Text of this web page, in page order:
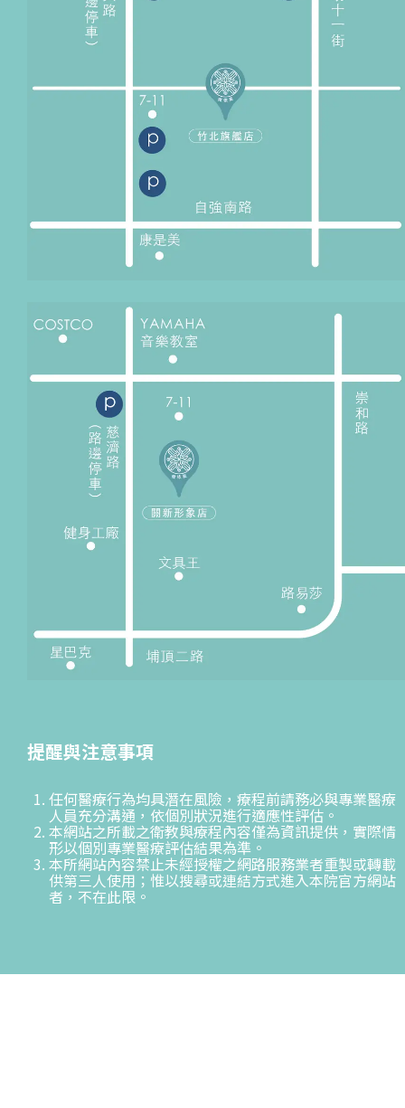
提醒與注意事項
任何醫療行為均具潛在風險，療程前請務必與專業醫療
人員充分溝通，依個別狀況進行適應性評估。
本網站之所載之衛教與療程內容僅為資訊提供，實際情
形以個別專業醫療評估結果為準。
本所網站內容禁止未經授權之網路服務業者重製或轉載
供第三人使用；惟以搜尋或連結方式進入本院官方網站
者，不在此限。